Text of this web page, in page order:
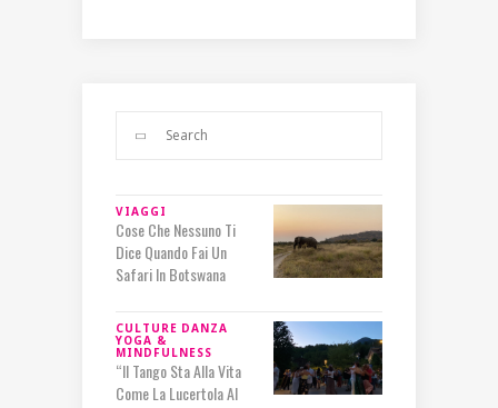
VIAGGI
Cose Che Nessuno Ti
Dice Quando Fai Un
Safari In Botswana
CULTURE DANZA
YOGA &
MINDFULNESS
“Il Tango Sta Alla Vita
Come La Lucertola Al